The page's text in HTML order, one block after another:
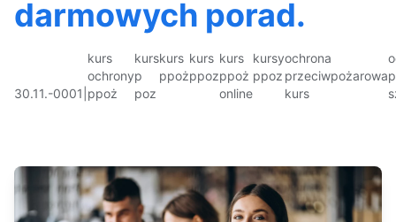
darmowych porad.
30.11.-0001
kurs
ochrony
ppoż
kurs
p
poz
kurs
ppoż
kurs
ppoz
kurs
ppoż
online
kursy
ppoz
ochrona
przeciwpożarowa
kurs